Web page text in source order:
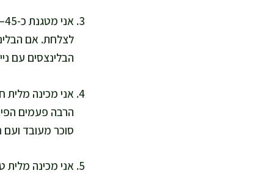
הבלינצסים עם
אני מכינה מלית
הרבה פעמים
סוכר מעובד ועם
אני מכינה מלית